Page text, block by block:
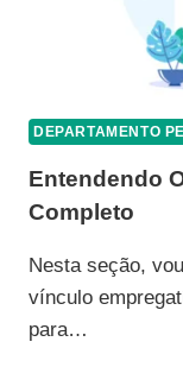
DEPARTAMENTO
Entendendo
Completo
Nesta seção,
vínculo
para…